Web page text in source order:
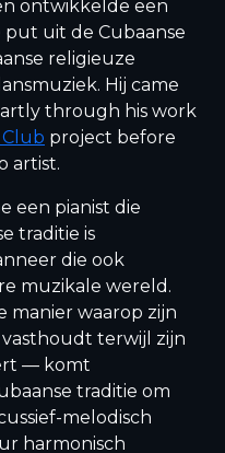
ontwikkelde een
put uit de Cubaanse
religieuze
Hij came
through his work
Club project before
artist.
een pianist die
traditie is
die ook
muzikale wereld.
manier waarop zijn
terwijl zijn
— komt
traditie om
melodisch
harmonisch